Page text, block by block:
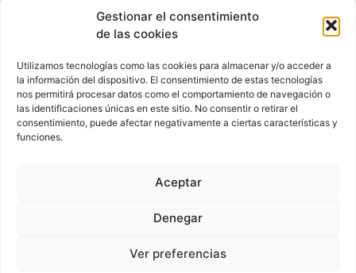
Gestionar el consentimiento
de las cookies
Utilizamos tecnologías como las cookies para almacenar y/o acceder a
la información del dispositivo. El consentimiento de estas tecnologías
nos permitirá procesar datos como el comportamiento de navegación o
las identificaciones únicas en este sitio. No consentir o retirar el
consentimiento, puede afectar negativamente a ciertas características y
funciones.
Aceptar
Denegar
Ver preferencias
VIDEOCONFERENCIAS
POLÍTICA DE PRIVACIDAD
CONTACTO
© FEDERACIÓN ESPAÑOLA DE RUGBY 2023.